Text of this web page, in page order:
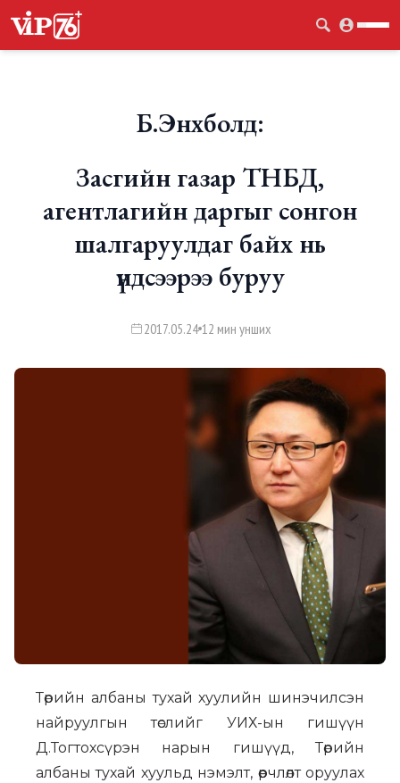
Б.Энхболд:
Засгийн газар ТНБД,
агентлагийн даргыг сонгон
шалгаруулдаг байх нь
үндсээрээ буруу
2017.05.24 12 мин унших
Төрийн албаны тухай хуулийн шинэчилсэн
найруулгын төслийг УИХ-ын гишүүн
Д.Тогтохсүрэн нарын гишүүд, Төрийн
албаны тухай хуульд нэмэлт, өөрчлөлт оруулах